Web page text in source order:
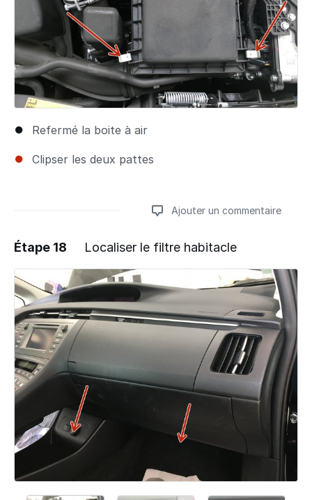
Refermé la boite à air
Clipser les deux pattes
Ajouter un commentaire
Ajouter un commentaire
Étape 18 Localiser le filtre habitacle